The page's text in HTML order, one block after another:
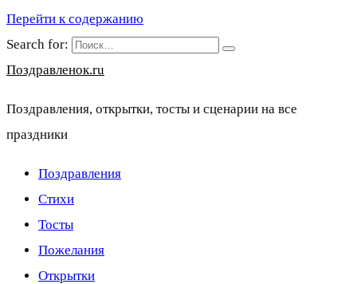
Перейти к содержанию
Search for:
Поздравленок.ru
Поздравления, открытки, тосты и сценарии на все
праздники
Поздравления
Стихи
Тосты
Пожелания
Открытки